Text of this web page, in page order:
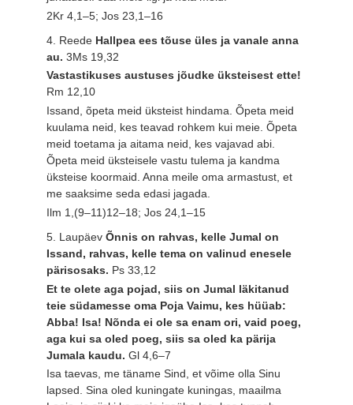
2Kr 4,1–5; Jos 23,1–16
4. Reede Hallpea ees tõuse üles ja vanale anna
au.3Ms 19,32
Vastastikuses austuses jõudke üksteisest ette!
Rm 12,10
Issand, õpeta meid üksteist hindama. Õpeta meid
kuulama neid, kes teavad rohkem kui meie. Õpeta
meid toetama ja aitama neid, kes vajavad abi.
Õpeta meid üksteisele vastu tulema ja kandma
üksteise koormaid. Anna meile oma armastust, et
me saaksime seda edasi jagada.
Ilm 1,(9–11)12–18; Jos 24,1–15
5. LaupäevÕnnis on rahvas, kelle Jumal on
Issand, rahvas, kelle tema on valinud enesele
pärisosaks. Ps 33,12
Et te olete aga pojad, siis on Jumal läkitanud
teie südamesse oma Poja Vaimu, kes hüüab:
Abba! Isa! Nõnda ei ole sa enam ori, vaid poeg,
aga kui sa oled poeg, siis sa oled ka pärija
Jumala kaudu.Gl 4,6–7
Isa taevas, me täname Sind, et võime olla Sinu
lapsed. Sina oled kuningate kuningas, maailma